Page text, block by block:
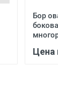
Бор
Цена